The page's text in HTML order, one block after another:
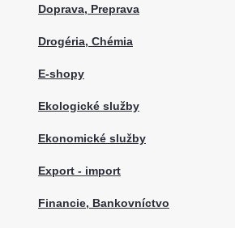
Doprava, Preprava
Drogéria, Chémia
E-shopy
Ekologické služby
Ekonomické služby
Export - import
Financie, Bankovníctvo